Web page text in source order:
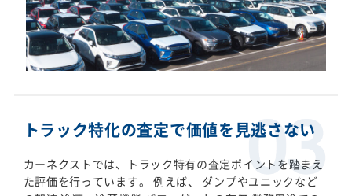
トラック特化の査定で価値を見逃さない
カーネクストでは、トラック特有の査定ポイントを踏まえ
た評価を行っています。 例えば、 ダンプやユニックなど